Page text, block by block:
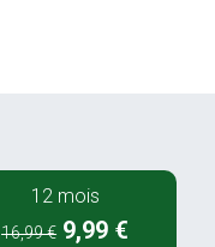
12 mois
16,99 € 9,99 €